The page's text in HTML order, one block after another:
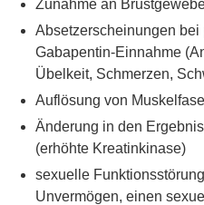
Zunahme an
Absetzerscheinungen
Gabapentin-Einnahme
Übelkeit, Schmerzen,
Auflösung von
Änderung in den
(erhöhte Kreatinkinase)
sexuelle
Unvermögen, einen